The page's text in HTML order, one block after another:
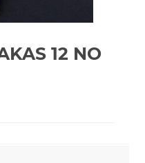
12 NO